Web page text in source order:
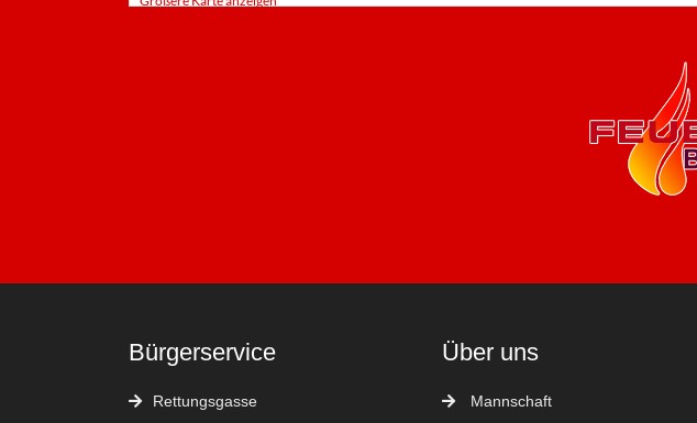
Bürgerservice
Rettungsgasse
Über uns
Mannschaft